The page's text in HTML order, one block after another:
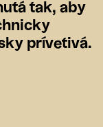
tak, aby
prívetivá.